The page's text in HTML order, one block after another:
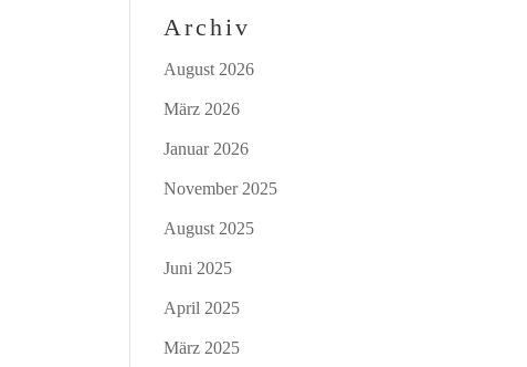
Archiv
August 2026
März 2026
Januar 2026
November 2025
August 2025
Juni 2025
April 2025
März 2025